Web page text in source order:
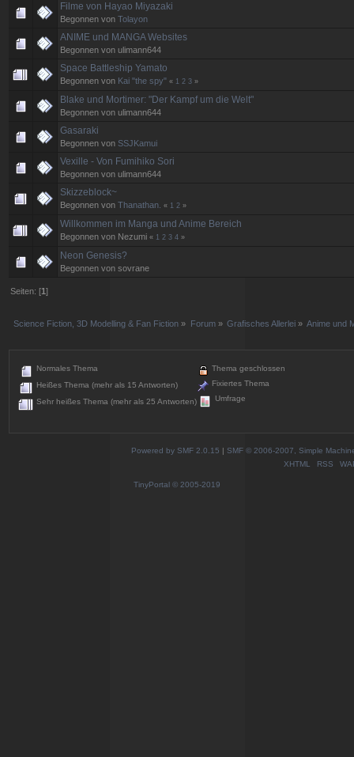
Filme von Hayao Miyazaki
Begonnen vonTolayon
ANIME und MANGA Websites
Begonnen von ulimann644
Space Battleship Yamato
Begonnen von Kai "the spy" « 1 2 3 »
Blake und Mortimer: "Der Kampf um die Welt"
Begonnen von ulimann644
Gasaraki
Begonnen vonSSJKamui
Vexille - Von Fumihiko Sori
Begonnen von ulimann644
Skizzeblock~
Begonnen vonThanathan. « 1 2 »
Willkommen im Manga und Anime Bereich
Begonnen von Nezumi« 1 2 3 4 »
Neon Genesis?
Begonnen von sovrane
Seiten: [1]
Science Fiction, 3D Modelling & Fan Fiction » Forum» Grafisches Allerlei » Anime und
Normales Thema
Heißes Thema (mehr als 15 Antworten)
Sehr heißes Thema (mehr als 25 Antworten)
Thema geschlossen
Fixiertes Thema
Umfrage
Powered by SMF 2.0.15 | SMF © 2006-2007, Simple
XHTML
RSS
TinyPortal © 2005-2019